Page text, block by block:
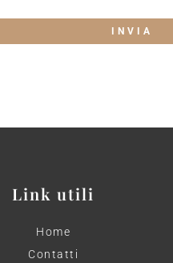
Link utili
Home
Contatti